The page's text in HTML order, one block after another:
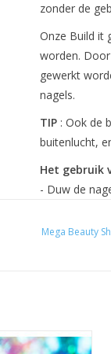
zonder de
Onze Build it
worden.
gewerkt
nagels.
TIP: Ook de
buitenlucht,
Het gebruik
- Duw de
– Vijl de
– Breng de
Mega Beauty